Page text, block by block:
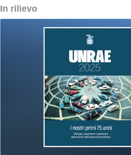
In rilievo